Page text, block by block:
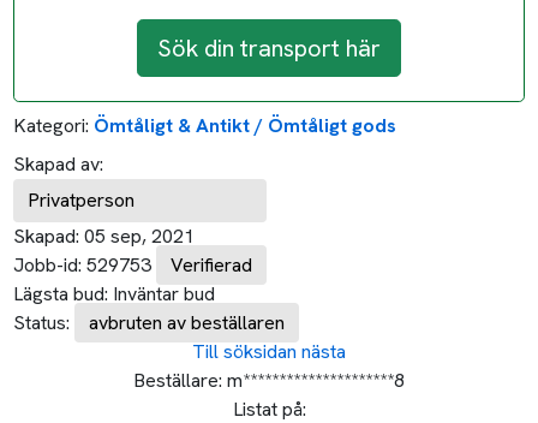
Sök din transport här
Kategori: Ömtåligt & Antikt / Ömtåligt gods
Skapad av:
Privatperson
Skapad: 05 sep, 2021
Jobb-id: 529753
Verifierad
Lägsta bud: Inväntar bud
Status:
avbruten av beställaren
Till söksidan nästa
Beställare: m*********************8
Listat på: